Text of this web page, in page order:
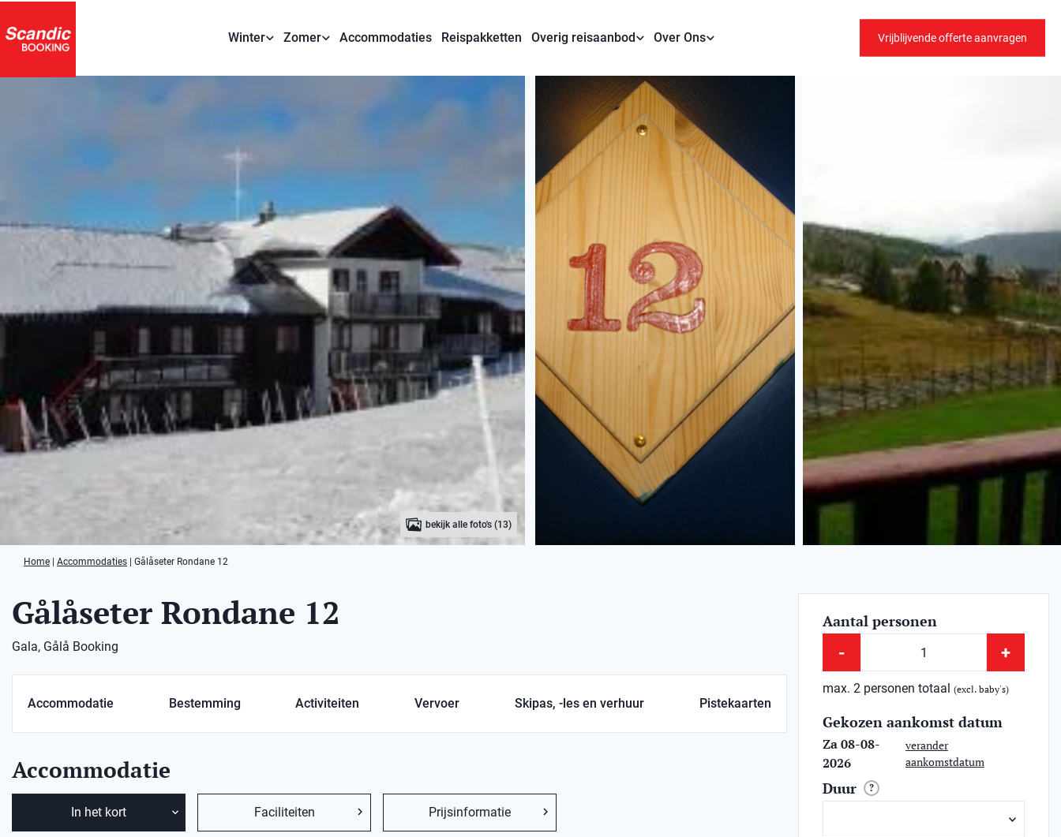
Winter Zomer Accommodaties Reispakketten Overig reisaanbod Over Ons Vrijblijvende offerte aanvragen
bekijk alle foto's (13)
Home Accommodaties Gålåseter Rondane 12
Gålåseter Rondane 12
Gala, Gålå Booking
Accommodatie Bestemming Activiteiten Vervoer Skipas, -les en verhuur Pistekaarten
Accommodatie
In het kort Faciliteiten Prijsinformatie
Aantal personen
- +
max. 2 personen totaal(excl. baby's)
Gekozen aankomst datum
Za 08-08-
2026
verander
aankomstdatum
Duur ?